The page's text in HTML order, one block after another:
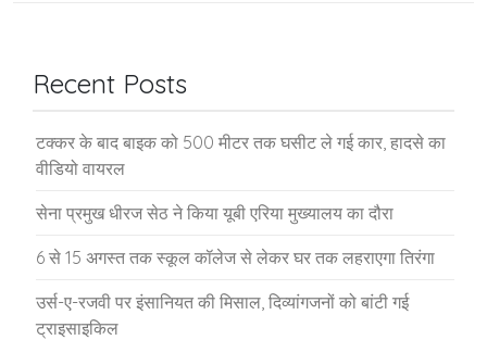
Recent Posts
टक्कर के बाद बाइक को 500 मीटर तक घसीट ले गई कार, हादसे का
वीडियो वायरल
सेना प्रमुख धीरज सेठ ने किया यूबी एरिया मुख्यालय का दौरा
6 से 15 अगस्त तक स्कूल कॉलेज से लेकर घर तक लहराएगा तिरंगा
उर्स-ए-रजवी पर इंसानियत की मिसाल, दिव्यांगजनों को बांटी गई
ट्राइसाइकिल